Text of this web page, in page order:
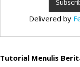
Delivered by
Tutorial Menulis